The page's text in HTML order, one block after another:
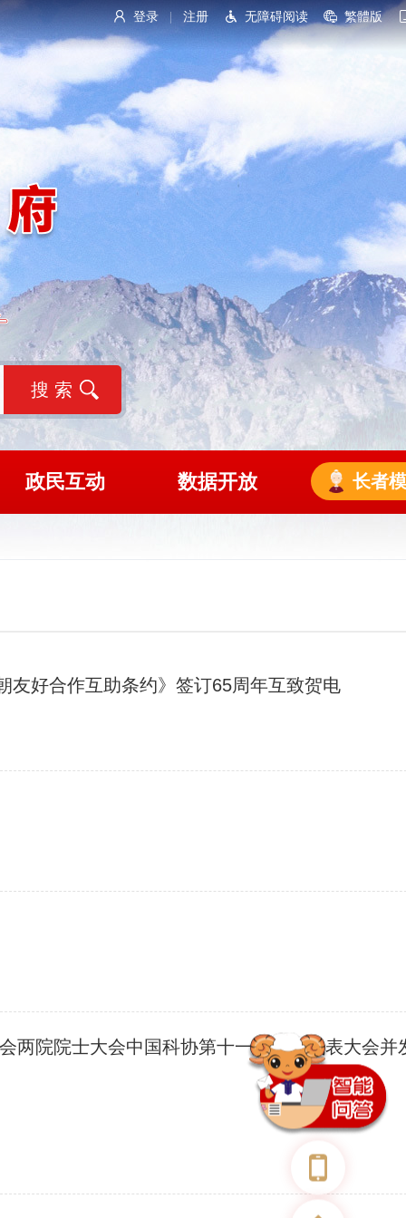
登录 注册 无障碍阅读 繁體版
政民互动 数据开放 长者
友好合作互助条约》签订65周年互致贺电